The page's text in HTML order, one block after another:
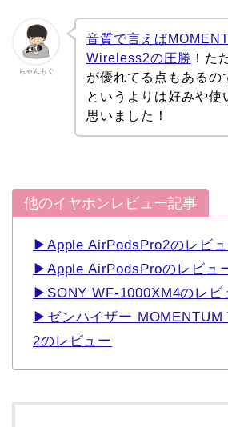
ちゃんもぐ
音質で言えば
Wireless2の圧勝 ！た
が優れてる点もあるの
というよりは好みや使
思いました！
他のイヤホンレビュー記事
▶Apple AirPodsPro2のレビ
▶Apple AirPodsProのレビュ
▶SONY WF-1000XM4のレビ
▶ゼンハイザー
2のレビュー